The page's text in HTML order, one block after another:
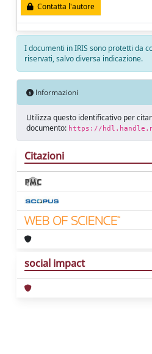
Contatta l'autore
I documenti in IRIS sono protetti da
riservati, salvo diversa indicazione.
Informazioni
Utilizza questo identificativo per
documento: https://
Citazioni
social impact